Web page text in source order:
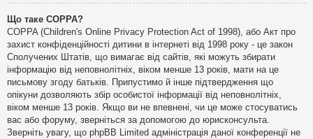
Що таке COPPA?
COPPA (Children's Online Privacy Protection Act of 1998), або Акт про
захист конфіденційності дитини в інтернеті від 1998 року - це закон
Сполучених Штатів, що вимагає від сайтів, які можуть збирати
інформацію від неповнолітніх, віком менше 13 років, мати на це
письмову згоду батьків. Припустимо й інше підтвердження що
опікуни дозволяють збір особистої інформації від неповнолітніх,
віком менше 13 років. Якщо ви не впевнені, чи це може стосуватись
вас або форуму, зверніться за допомогою до юрисконсульта.
Зверніть увагу, що phpBB Limited адміністрація даної конференції не